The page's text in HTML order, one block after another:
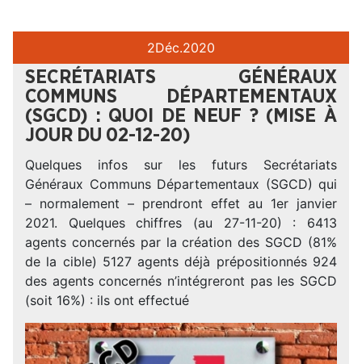
2Déc.2020
SECRÉTARIATS GÉNÉRAUX
COMMUNS DÉPARTEMENTAUX
(SGCD) : QUOI DE NEUF ? (MISE À
JOUR DU 02-12-20)
Quelques infos sur les futurs Secrétariats
Généraux Communs Départementaux (SGCD) qui
– normalement – prendront effet au 1er janvier
2021. Quelques chiffres (au 27-11-20) : 6413
agents concernés par la création des SGCD (81%
de la cible) 5127 agents déjà prépositionnés 924
des agents concernés n’intégreront pas les SGCD
(soit 16%) : ils ont effectué